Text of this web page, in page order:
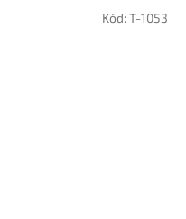
Kód:T-1053